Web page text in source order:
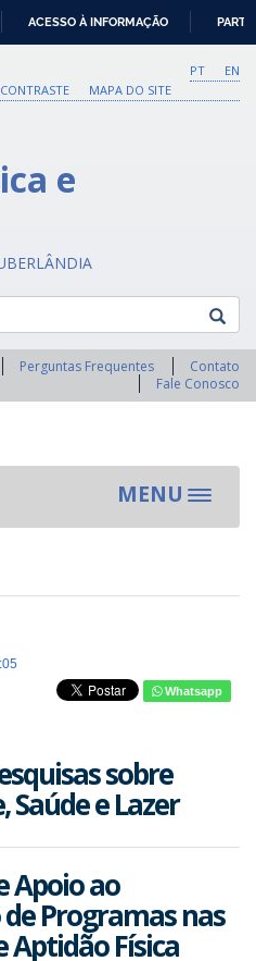
O
CONTEÚDO
ACESSO À INFORMAÇÃO
PT
EN
MAPA DO SITE
e
Perguntas Frequentes
Contato
Fale Conosco
MENU
Toggle
Whatsapp
sobre
Saúde e Lazer
Apoio ao
Programas nas
Aptidão Física